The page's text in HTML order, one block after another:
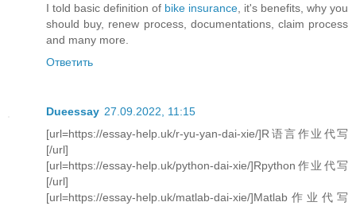
I told basic definition of bike insurance , it's benefits, why you
should buy, renew process, documentations, claim process
and many more.
Ответить
Dueessay 27.09.2022, 11:15
[url=https://essay-help.uk/r-yu-yan-dai-xie/]R语言作业代写
[/url]
[url=https://essay-help.uk/python-dai-xie/]Rpython作业代写
[/url]
[url=https://essay-help.uk/matlab-dai-xie/]Matlab作业代写